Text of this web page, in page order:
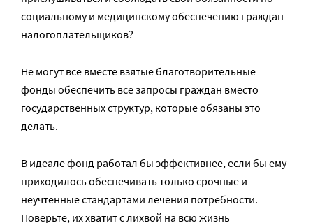
социальному и медицинскому обеспечению граждан-
налогоплательщиков?
Не могут все вместе взятые благотворительные
фонды обеспечить все запросы граждан вместо
государственных структур, которые обязаны это
делать.
В идеале фонд работал бы эффективнее, если бы ему
приходилось обеспечивать только срочные и
неучтенные стандартами лечения потребности.
Поверьте, их хватит с лихвой на всю жизнь